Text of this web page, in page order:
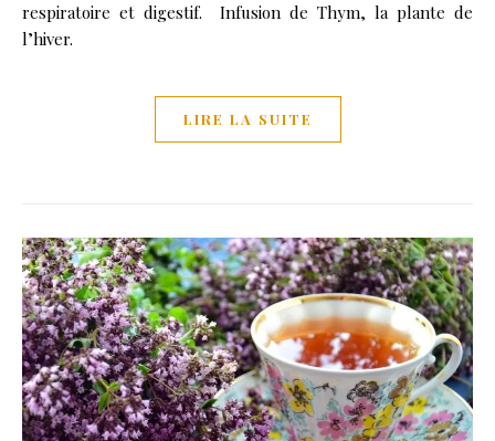
respiratoire et digestif. Infusion de Thym, la plante de
l’hiver.
LIRE LA SUITE